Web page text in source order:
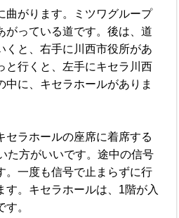
曲がります。ミツワグループ
がっている道です。後は、道
くと、右手に川西市役所があ
と行くと、左手にキセラ川西
中に、キセラホールがありま
ラホールの座席に着席する
た方がいいです。途中の信号
。一度も信号で止まらずに行
す。キセラホールは、1階が入
。